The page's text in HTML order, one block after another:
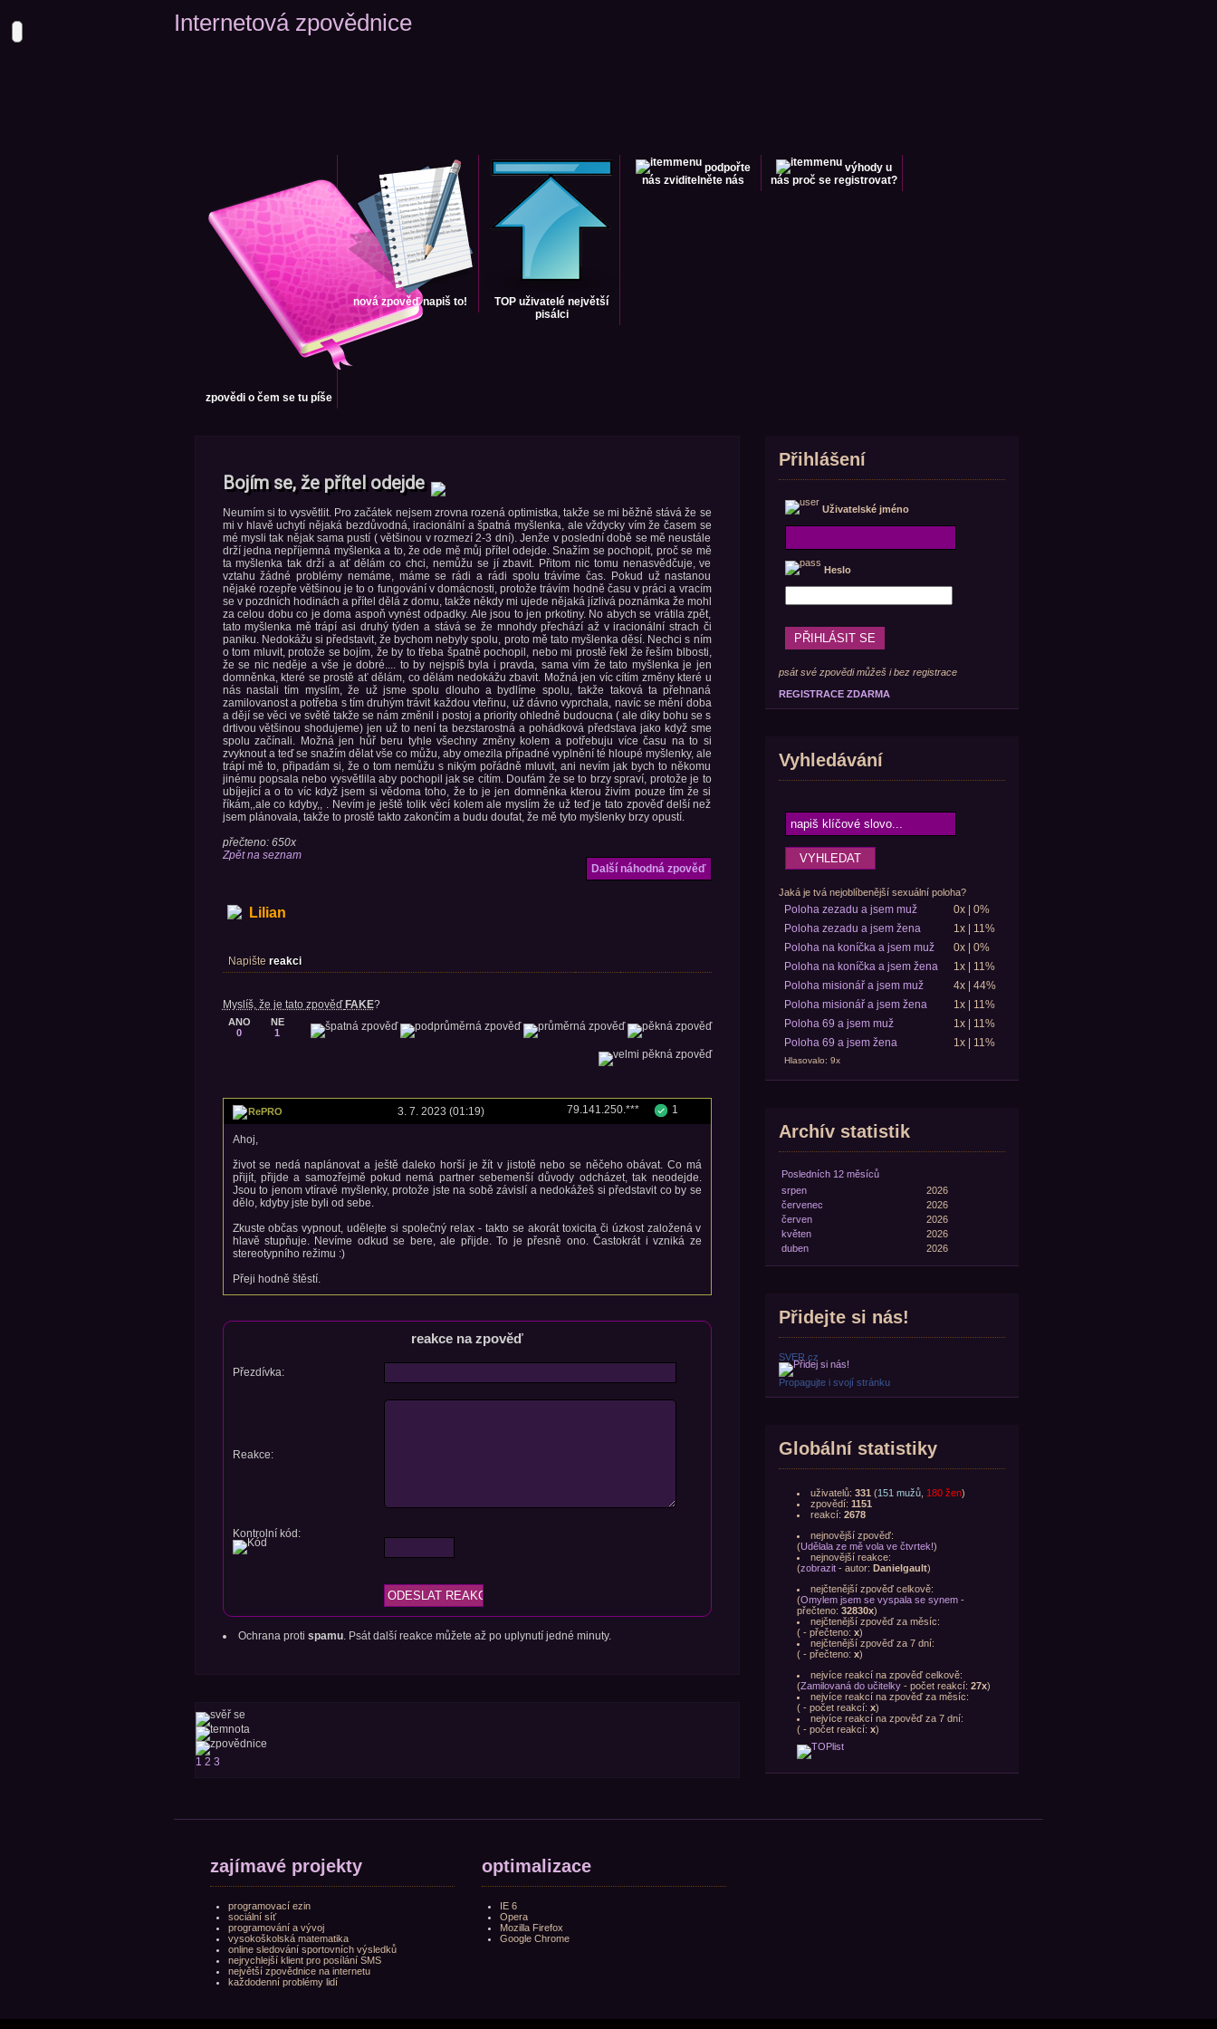
Internetová zpovědnice
zpovědi o čem se tu píše
nová zpověď napiš to! TOP uživatelé největší
pisálci
podpořte
nás zviditelněte nás
výhody u
nás proč se registrovat?
Bojím se, že přítel odejde
Neumím si to vysvětlit. Pro začátek nejsem zrovna rozená optimistka, takže se mi běžně stává že se
mi v hlavě uchytí nějaká bezdůvodná, iracionální a špatná myšlenka, ale vždycky vím že časem se
mé mysli tak nějak sama pustí ( většinou v rozmezí 2-3 dní). Jenže v poslední době se mě neustále
drží jedna nepříjemná myšlenka a to, že ode mě můj přítel odejde. Snažím se pochopit, proč se mě
ta myšlenka tak drží a ať dělám co chci, nemůžu se jí zbavit. Přitom nic tomu nenasvědčuje, ve
vztahu žádné problémy nemáme, máme se rádi a rádi spolu trávíme čas. Pokud už nastanou
nějaké rozepře většinou je to o fungování v domácnosti, protože trávím hodně času v práci a vracím
se v pozdních hodinách a přítel dělá z domu, takže někdy mi ujede nějaká jízlivá poznámka že mohl
za celou dobu co je doma aspoň vynést odpadky. Ale jsou to jen prkotiny. No abych se vrátila zpět,
tato myšlenka mě trápí asi druhý týden a stává se že mnohdy přechází až v iracionální strach či
paniku. Nedokážu si představit, že bychom nebyly spolu, proto mě tato myšlenka děsí. Nechci s ním
o tom mluvit, protože se bojím, že by to třeba špatně pochopil, nebo mi prostě řekl že řeším blbosti,
že se nic neděje a vše je dobré.... to by nejspíš byla i pravda, sama vím že tato myšlenka je jen
domněnka, které se prostě ať dělám, co dělám nedokážu zbavit. Možná jen víc cítím změny které u
nás nastali tím myslím, že už jsme spolu dlouho a bydlíme spolu, takže taková ta přehnaná
zamilovanost a potřeba s tím druhým trávit každou vteřinu, už dávno vyprchala, navíc se mění doba
a dějí se věci ve světě takže se nám změnil i postoj a priority ohledně budoucna ( ale díky bohu se s
drtivou většinou shodujeme) jen už to není ta bezstarostná a pohádková představa jako když sme
spolu začínali. Možná jen hůř beru tyhle všechny změny kolem a potřebuju více času na to si
zvyknout a teď se snažím dělat vše co můžu, aby omezila případné vyplnění té hloupé myšlenky, ale
trápí mě to, připadám si, že o tom nemůžu s nikým pořádně mluvit, ani nevím jak bych to někomu
jinému popsala nebo vysvětlila aby pochopil jak se cítím. Doufám že se to brzy spraví, protože je to
ubíjející a o to víc když jsem si vědoma toho, že to je jen domněnka kterou živím pouze tím že si
říkám,,ale co kdyby,, . Nevím je ještě tolik věcí kolem ale myslím že už teď je tato zpověď delší než
jsem plánovala, takže to prostě takto zakončím a budu doufat, že mě tyto myšlenky brzy opustí.
přečteno: 650x
Zpět na seznam
Další náhodná zpověď
Lilian
Napište reakci
Myslíš, že je tato zpověďFAKE?
ANO
0
NE
1
RePRO 3. 7. 2023 (01:19) 79.141.250.*** 1
Ahoj,
život se nedá naplánovat a ještě daleko horší je žít v jistotě nebo se něčeho obávat. Co má
přijít, přijde a samozřejmě pokud nemá partner sebemenší důvody odcházet, tak neodejde.
Jsou to jenom vtíravé myšlenky, protože jste na sobě závislí a nedokážeš si představit co by se
dělo, kdyby jste byli od sebe.
Zkuste občas vypnout, udělejte si společný relax - takto se akorát toxicita či úzkost založená v
hlavě stupňuje. Nevíme odkud se bere, ale přijde. To je přesně ono. Častokrát i vzniká ze
stereotypního režimu :)
Přeji hodně štěstí.
reakce na zpověď
Přezdívka:
Reakce:
Kontrolní kód:
Ochrana proti spamu. Psát další reakce můžete až po uplynutí jedné minuty.
1 2 3
Přihlášení
Uživatelské jméno
Heslo
psát své zpovědi můžeš i bez registrace
REGISTRACE ZDARMA
Vyhledávání
Jaká je tvá nejoblíbenější sexuální poloha?
Poloha zezadu a jsem muž
0x | 0%
Poloha zezadu a jsem žena
1x | 11%
Poloha na koníčka a jsem muž
0x | 0%
Poloha na koníčka a jsem žena
1x | 11%
Poloha misionář a jsem muž
4x | 44%
Poloha misionář a jsem žena
1x | 11%
Poloha 69 a jsem muž
1x | 11%
Poloha 69 a jsem žena
1x | 11%
Hlasovalo: 9x
Archív statistik
Posledních 12 měsíců
srpen
2026
červenec
2026
červen
2026
květen
2026
duben
2026
Přidejte si nás!
SVER.cz
Propagujte i svojí stránku
Globální statistiky
uživatelů: 331 (151 mužů, 180 žen)
zpovědí: 1151
reakcí: 2678
nejnovější zpověď:
(Udělala ze mě vola ve čtvrtek!)
nejnovější reakce:
(zobrazit- autor: Danielgault)
nejčtenější zpověď celkově:
(Omylem jsem se vyspala se synem-
přečteno: 32830x)
nejčtenější zpověď za měsíc:
(- přečteno: x)
nejčtenější zpověď za 7 dní:
(- přečteno: x)
nejvíce reakcí na zpověď celkově:
(Zamilovaná do učitelky- počet reakcí: 27x)
nejvíce reakcí na zpověď za měsíc:
(- počet reakcí: x)
nejvíce reakcí na zpověď za 7 dní:
(- počet reakcí: x)
zajímavé projekty
programovací ezin
sociální síť
programování a vývoj
vysokoškolská matematika
online sledování sportovních výsledků
nejrychlejší klient pro posílání SMS
největší zpovědnice na internetu
každodenní problémy lidí
optimalizace
IE 6
Opera
Mozilla Firefox
Google Chrome